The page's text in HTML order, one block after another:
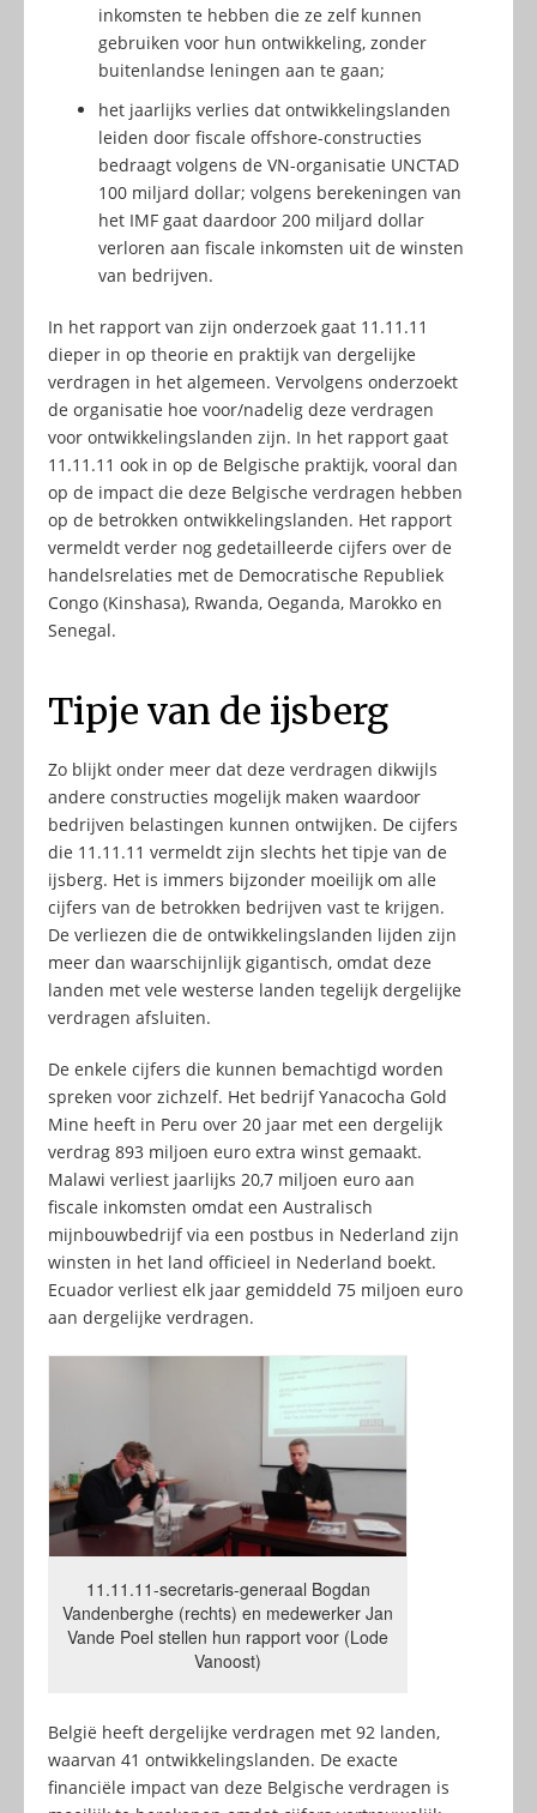
inkomsten te hebben die ze zelf kunnen
gebruiken voor hun ontwikkeling, zonder
buitenlandse leningen aan te gaan;
het jaarlijks verlies dat ontwikkelingslanden
leiden door fiscale offshore-constructies
bedraagt volgens de VN-organisatie UNCTAD
100 miljard dollar; volgens berekeningen van
het IMF gaat daardoor 200 miljard dollar
verloren aan fiscale inkomsten uit de winsten
van bedrijven.
In het rapport van zijn onderzoek gaat 11.11.11
dieper in op theorie en praktijk van dergelijke
verdragen in het algemeen. Vervolgens onderzoekt
de organisatie hoe voor/nadelig deze verdragen
voor ontwikkelingslanden zijn. In het rapport gaat
11.11.11 ook in op de Belgische praktijk, vooral dan
op de impact die deze Belgische verdragen hebben
op de betrokken ontwikkelingslanden. Het rapport
vermeldt verder nog gedetailleerde cijfers over de
handelsrelaties met de Democratische Republiek
Congo (Kinshasa), Rwanda, Oeganda, Marokko en
Senegal.
Tipje van de ijsberg
Zo blijkt onder meer dat deze verdragen dikwijls
andere constructies mogelijk maken waardoor
bedrijven belastingen kunnen ontwijken. De cijfers
die 11.11.11 vermeldt zijn slechts het tipje van de
ijsberg. Het is immers bijzonder moeilijk om alle
cijfers van de betrokken bedrijven vast te krijgen.
De verliezen die de ontwikkelingslanden lijden zijn
meer dan waarschijnlijk gigantisch, omdat deze
landen met vele westerse landen tegelijk dergelijke
verdragen afsluiten.
De enkele cijfers die kunnen bemachtigd worden
spreken voor zichzelf. Het bedrijf Yanacocha Gold
Mine heeft in Peru over 20 jaar met een dergelijk
verdrag 893 miljoen euro extra winst gemaakt.
Malawi verliest jaarlijks 20,7 miljoen euro aan
fiscale inkomsten omdat een Australisch
mijnbouwbedrijf via een postbus in Nederland zijn
winsten in het land officieel in Nederland boekt.
Ecuador verliest elk jaar gemiddeld 75 miljoen euro
aan dergelijke verdragen.
11.11.11-secretaris-generaal Bogdan
Vandenberghe (rechts) en medewerker Jan
Vande Poel stellen hun rapport voor (Lode
Vanoost)
België heeft dergelijke verdragen met 92 landen,
waarvan 41 ontwikkelingslanden. De exacte
financiële impact van deze Belgische verdragen is